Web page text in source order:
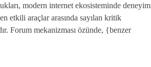
modern internet ekosisteminde deneyim
etkili araçlar arasında sayılan kritik
Forum mekanizması özünde, {benzer